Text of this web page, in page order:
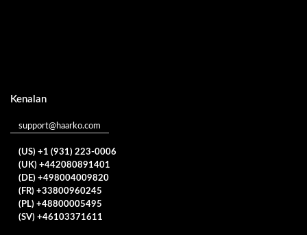
Kenalan
support@haarko.com
(US) +1 (931) 223-0006
(UK) +442080891401
(DE) +498004009820
(FR) +33800960245
(PL) +48800005495
(SV) +46103371611